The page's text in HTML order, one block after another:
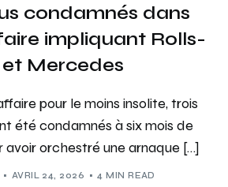
condamnés dans
impliquant Rolls-
Mercedes
pour le moins insolite, trois
été condamnés à six mois de
avoir orchestré une arnaque […]
AVRIL 24, 2026 4 MIN READ